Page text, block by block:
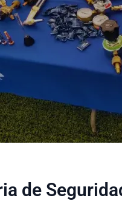
de